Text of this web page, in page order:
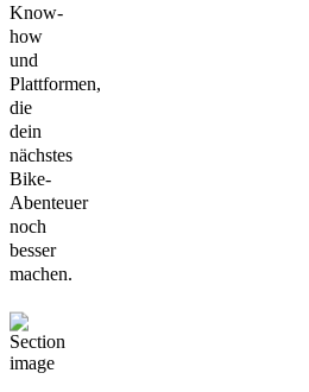
Know-
how
und
Plattformen,
die
dein
nächstes
Bike-
Abenteuer
noch
besser
machen.